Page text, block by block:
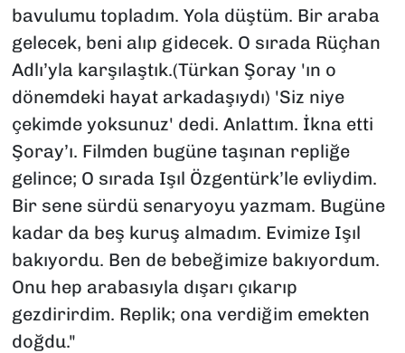
bavulumu topladım. Yola düştüm. Bir araba
gelecek, beni alıp gidecek. O sırada Rüçhan
Adlı’yla karşılaştık.(Türkan Şoray 'ın o
dönemdeki hayat arkadaşıydı) 'Siz niye
çekimde yoksunuz' dedi. Anlattım. İkna etti
Şoray’ı. Filmden bugüne taşınan repliğe
gelince; O sırada Işıl Özgentürk’le evliydim.
Bir sene sürdü senaryoyu yazmam. Bugüne
kadar da beş kuruş almadım. Evimize Işıl
bakıyordu. Ben de bebeğimize bakıyordum.
Onu hep arabasıyla dışarı çıkarıp
gezdirirdim. Replik; ona verdiğim emekten
doğdu."